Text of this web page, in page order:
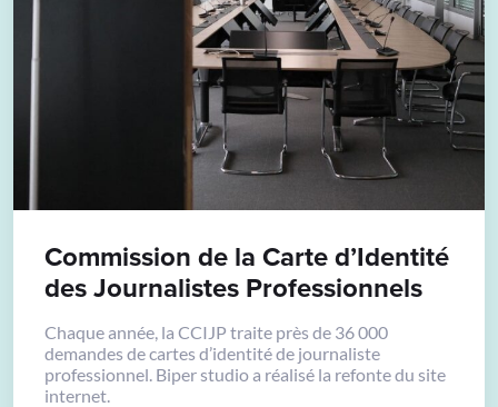
Commission de la Carte d’Identité
des Journalistes Professionnels
Chaque année, la CCIJP traite près de 36 000
demandes de cartes d’identité de journaliste
professionnel. Biper studio a réalisé la refonte du site
internet.